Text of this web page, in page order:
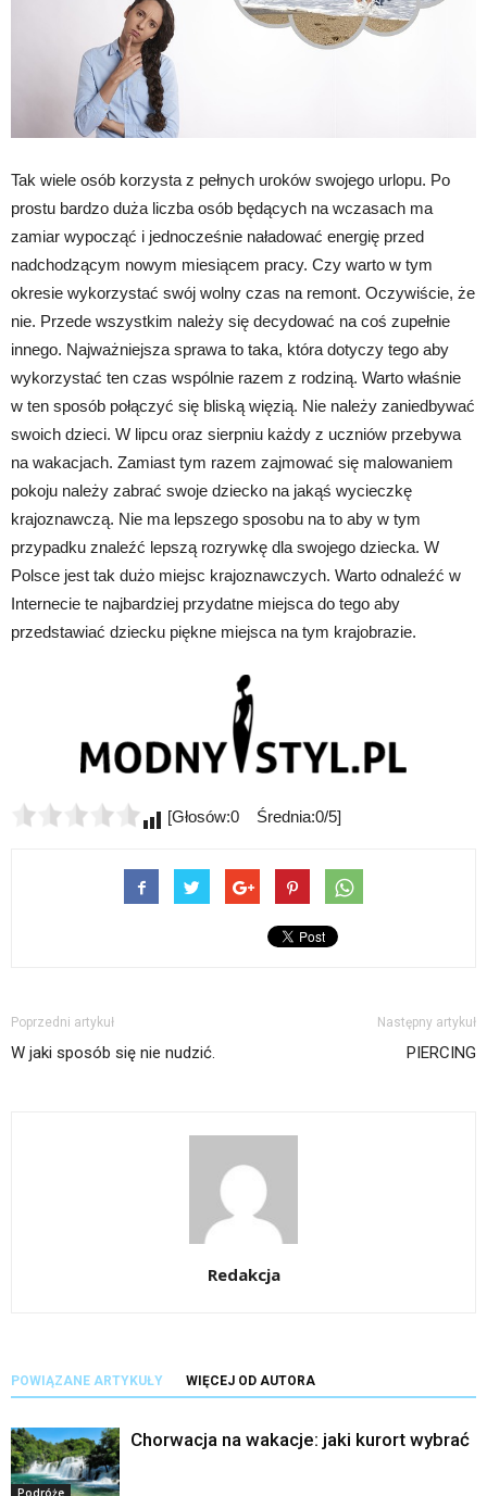
Tak wiele osób korzysta z pełnych uroków swojego urlopu. Po
prostu bardzo duża liczba osób będących na wczasach ma
zamiar wypocząć i jednocześnie naładować energię przed
nadchodzącym nowym miesiącem pracy. Czy warto w tym
okresie wykorzystać swój wolny czas na remont. Oczywiście, że
nie. Przede wszystkim należy się decydować na coś zupełnie
innego. Najważniejsza sprawa to taka, która dotyczy tego aby
wykorzystać ten czas wspólnie razem z rodziną. Warto właśnie
w ten sposób połączyć się bliską więzią. Nie należy zaniedbywać
swoich dzieci. W lipcu oraz sierpniu każdy z uczniów przebywa
na wakacjach. Zamiast tym razem zajmować się malowaniem
pokoju należy zabrać swoje dziecko na jakąś wycieczkę
krajoznawczą. Nie ma lepszego sposobu na to aby w tym
przypadku znaleźć lepszą rozrywkę dla swojego dziecka. W
Polsce jest tak dużo miejsc krajoznawczych. Warto odnaleźć w
Internecie te najbardziej przydatne miejsca do tego aby
przedstawiać dziecku piękne miejsca na tym krajobrazie.
[Głosów:0 Średnia:0/5]
Poprzedni artykuł
W jaki sposób się nie nudzić.
Następny artykuł
PIERCING
Redakcja
POWIĄZANE ARTYKUŁY WIĘCEJ OD AUTORA
Chorwacja na wakacje: jaki kurort wybrać